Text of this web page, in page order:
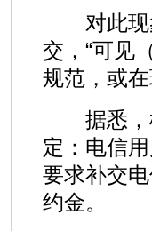
对此现
交，“可见
规范，或
据悉，根
定：电信
要求补交
约金。